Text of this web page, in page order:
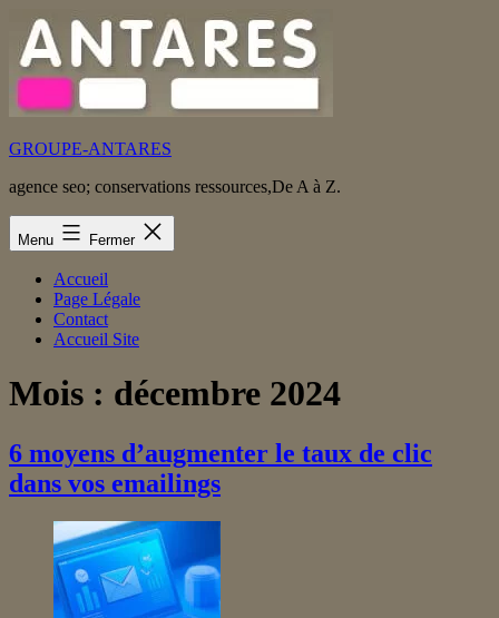
Aller
contenu
GROUPE-ANTARES
agence seo; conservations ressources,De A à Z.
Menu Fermer
Accueil
Page Légale
Contact
Accueil Site
Mois : décembre 2024
6 moyens d’augmenter le taux de clic
dans vos emailings